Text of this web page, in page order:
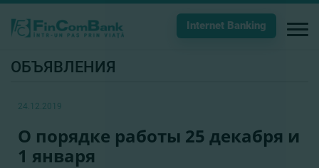
Internet Banking
ОБЪЯВЛЕНИЯ
24.12.2019
О порядке работы 25 декабря и
1 января